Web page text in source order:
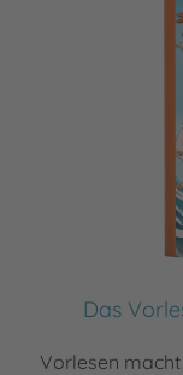
Das
Vorlesen macht